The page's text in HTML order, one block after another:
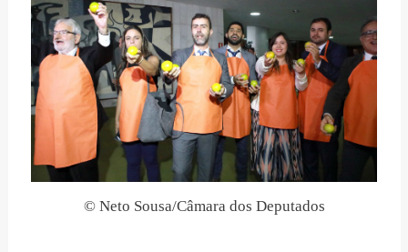
© Neto Sousa/Câmara dos Deputados